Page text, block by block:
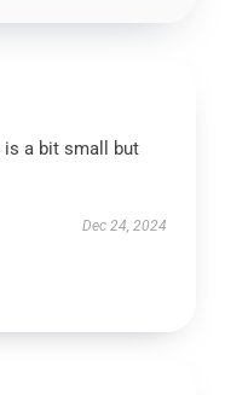
is a bit small but
Dec 24, 2024